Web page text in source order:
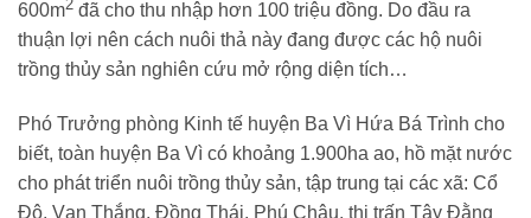
600m2 đã cho thu nhập hơn 100 triệu đồng. Do đầu ra
thuận lợi nên cách nuôi thả này đang được các hộ nuôi
trồng thủy sản nghiên cứu mở rộng diện tích…
Phó Trưởng phòng Kinh tế huyện Ba Vì Hứa Bá Trình cho
biết, toàn huyện Ba Vì có khoảng 1.900ha ao, hồ mặt nước
cho phát triển nuôi trồng thủy sản, tập trung tại các xã: Cổ
Đô, Vạn Thắng, Đồng Thái, Phú Châu, thị trấn Tây Đằng